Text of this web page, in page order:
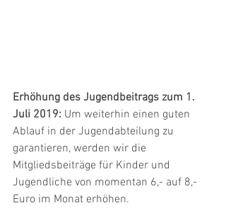
Erhöhung des Jugendbeitrags zum 1.
Juli 2019: Um weiterhin einen guten
Ablauf in der Jugendabteilung zu
garantieren, werden wir die
Mitgliedsbeiträge für Kinder und
Jugendliche von momentan 6,- auf 8,-
Euro im Monat erhöhen.